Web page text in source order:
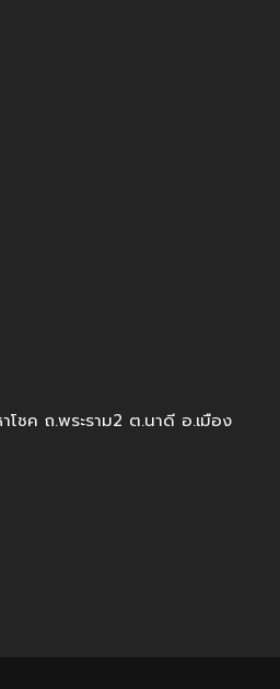
ชค ถ.พระราม2 ต.นาดี อ.เมือง